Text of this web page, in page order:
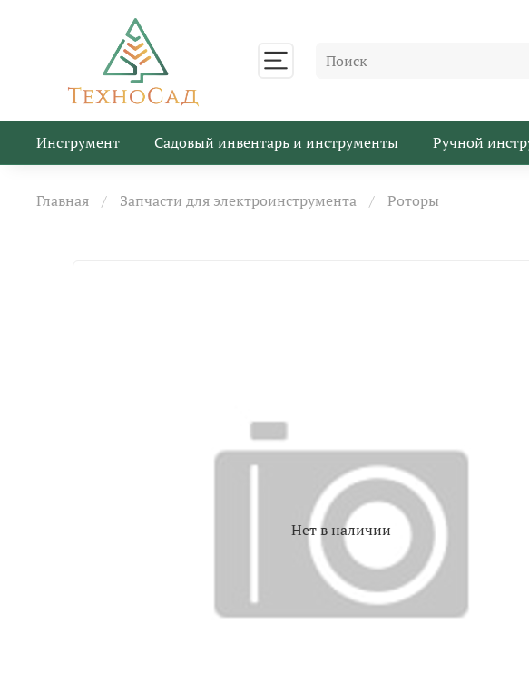
Инструмент Садовый инвентарь и инструменты Ручной
Главная Запчасти для электроинструмента Роторы
Нет в наличии